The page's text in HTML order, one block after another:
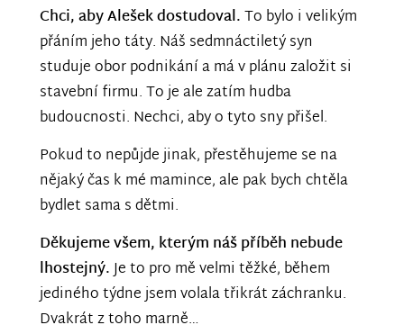
Chci, aby Alešek dostudoval.To bylo i velikým
přáním jeho táty. Náš sedmnáctiletý syn
studuje obor podnikání a má v plánu založit si
stavební firmu. To je ale zatím hudba
budoucnosti. Nechci, aby o tyto sny přišel.
Pokud to nepůjde jinak, přestěhujeme se na
nějaký čas k mé mamince, ale pak bych chtěla
bydlet sama s dětmi.
Děkujeme všem, kterým náš příběh nebude
lhostejný.Je to pro mě velmi těžké, během
jediného týdne jsem volala třikrát záchranku.
Dvakrát z toho marně…